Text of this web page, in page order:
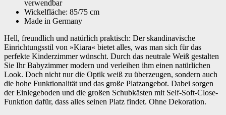
verwendbar
Wickelfläche: 85/75 cm
Made in Germany
Hell, freundlich und natürlich praktisch: Der skandinavische
Einrichtungsstil von »Kiara« bietet alles, was man sich für das
perfekte Kinderzimmer wünscht. Durch das neutrale Weiß gestalten
Sie Ihr Babyzimmer modern und verleihen ihm einen natürlichen
Look. Doch nicht nur die Optik weiß zu überzeugen, sondern auch
die hohe Funktionalität und das große Platzangebot. Dabei sorgen
der Einlegeboden und die großen Schubkästen mit Self-Soft-Close-
Funktion dafür, dass alles seinen Platz findet. Ohne Dekoration.